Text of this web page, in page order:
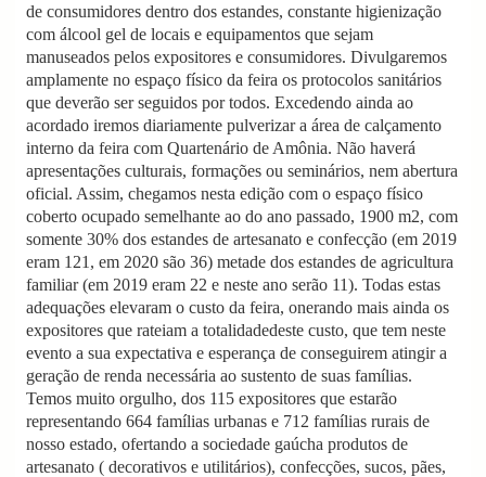
de consumidores dentro dos estandes, constante higienização
com álcool gel de locais e equipamentos que sejam
manuseados pelos expositores e consumidores. Divulgaremos
amplamente no espaço físico da feira os protocolos sanitários
que deverão ser seguidos por todos. Excedendo ainda ao
acordado iremos diariamente pulverizar a área de calçamento
interno da feira com Quartenário de Amônia. Não haverá
apresentações culturais, formações ou seminários, nem abertura
oficial. Assim, chegamos nesta edição com o espaço físico
coberto ocupado semelhante ao do ano passado, 1900 m2, com
somente 30% dos estandes de artesanato e confecção (em 2019
eram 121, em 2020 são 36) metade dos estandes de agricultura
familiar (em 2019 eram 22 e neste ano serão 11). Todas estas
adequações elevaram o custo da feira, onerando mais ainda os
expositores que rateiam a totalidadedeste custo, que tem neste
evento a sua expectativa e esperança de conseguirem atingir a
geração de renda necessária ao sustento de suas famílias.
Temos muito orgulho, dos 115 expositores que estarão
representando 664 famílias urbanas e 712 famílias rurais de
nosso estado, ofertando a sociedade gaúcha produtos de
artesanato ( decorativos e utilitários), confecções, sucos, pães,